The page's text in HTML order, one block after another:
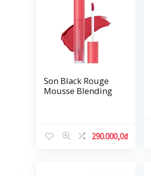
Son Black Rouge
Mousse Blending
290.000,0₫